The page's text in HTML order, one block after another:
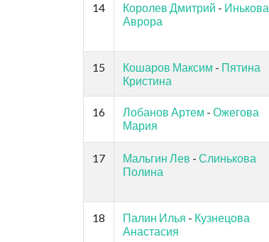
14 Королев Дмитрий - Инькова
Аврора
15 Кошаров Максим - Пятина
Кристина
16 Лобанов Артем - Ожегова
Мария
17 Мальгин Лев - Слинькова
Полина
18 Палин Илья - Кузнецова
Анастасия